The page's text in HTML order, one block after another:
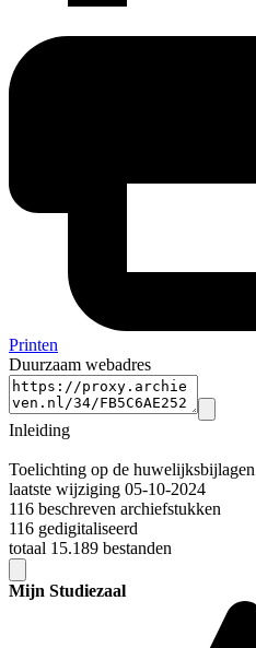
Printen
Duurzaam webadres
Inleiding
Toelichting op de huwelijksbijlagen
laatste wijziging 05-10-2024
116 beschreven archiefstukken
116 gedigitaliseerd
totaal 15.189 bestanden
Mijn Studiezaal